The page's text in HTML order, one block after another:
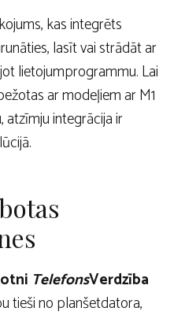
kas integrēts
lasīt vai strādāt ar
lietojumprogrammu. Lai
ar modeļiem ar M1
atzīmju integrācija ir
TelefonsVerdzība
tieši no planšetdatora,